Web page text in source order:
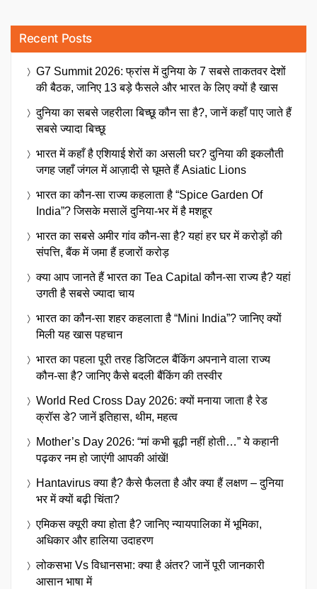
Recent Posts
G7 Summit 2026: फ्रांस में दुनिया के 7 सबसे ताकतवर देशों
की बैठक, जानिए 13 बड़े फैसले और भारत के लिए क्यों है खास
दुनिया का सबसे जहरीला बिच्छू कौन सा है?, जानें कहाँ पाए जाते हैं
सबसे ज्यादा बिच्छू
भारत में कहाँ है एशियाई शेरों का असली घर? दुनिया की इकलौती
जगह जहाँ जंगल में आज़ादी से घूमते हैं Asiatic Lions
भारत का कौन-सा राज्य कहलाता है “Spice Garden Of
India”? जिसके मसालें दुनिया-भर में है मशहूर
भारत का सबसे अमीर गांव कौन-सा है? यहां हर घर में करोड़ों की
संपत्ति, बैंक में जमा हैं हजारों करोड़
क्या आप जानते हैं भारत का Tea Capital कौन-सा राज्य है? यहां
उगती है सबसे ज्यादा चाय
भारत का कौन-सा शहर कहलाता है “Mini India”? जानिए क्यों
मिली यह खास पहचान
भारत का पहला पूरी तरह डिजिटल बैंकिंग अपनाने वाला राज्य
कौन-सा है? जानिए कैसे बदली बैंकिंग की तस्वीर
World Red Cross Day 2026: क्यों मनाया जाता है रेड
क्रॉस डे? जानें इतिहास, थीम, महत्व
Mother’s Day 2026: “मां कभी बूढ़ी नहीं होती…” ये कहानी
पढ़कर नम हो जाएंगी आपकी आंखें!
Hantavirus क्या है? कैसे फैलता है और क्या हैं लक्षण – दुनिया
भर में क्यों बढ़ी चिंता?
एमिकस क्यूरी क्या होता है? जानिए न्यायपालिका में भूमिका,
अधिकार और हालिया उदाहरण
लोकसभा Vs विधानसभा: क्या है अंतर? जानें पूरी जानकारी
आसान भाषा में